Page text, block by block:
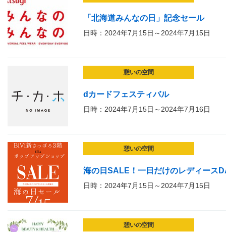
「北海道みんなの日」記念セール
日時：2024年7月15日～2024年7月15日
憩いの空間
dカードフェスティバル
日時：2024年7月15日～2024年7月16日
憩いの空間
海の日SALE！一日だけのレディース
日時：2024年7月15日～2024年7月15日
憩いの空間